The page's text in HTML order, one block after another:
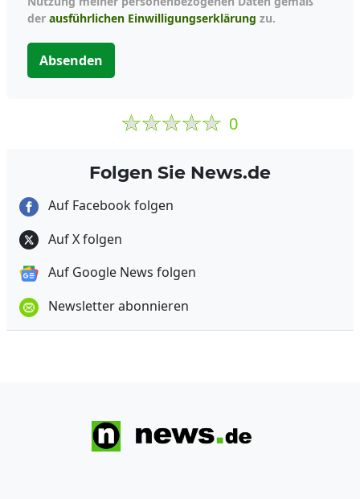
der ausführlichen Einwilligungserklärung zu.
Absenden
0
Folgen Sie News.de
Auf Facebook folgen
Auf X folgen
Auf Google News folgen
Newsletter abonnieren